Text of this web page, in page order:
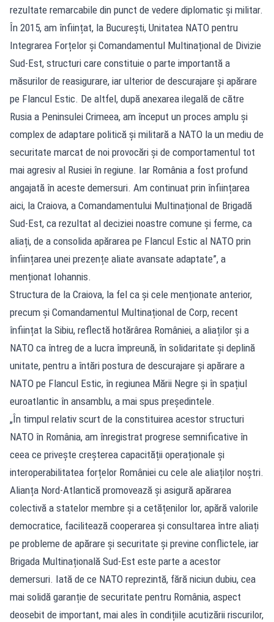
rezultate remarcabile din punct de vedere diplomatic și militar.
În 2015, am înființat, la București, Unitatea NATO pentru
Integrarea Forțelor și Comandamentul Multinațional de Divizie
Sud-Est, structuri care constituie o parte importantă a
măsurilor de reasigurare, iar ulterior de descurajare și apărare
pe Flancul Estic. De altfel, după anexarea ilegală de către
Rusia a Peninsulei Crimeea, am început un proces amplu și
complex de adaptare politică și militară a NATO la un mediu de
securitate marcat de noi provocări și de comportamentul tot
mai agresiv al Rusiei în regiune. Iar România a fost profund
angajată în aceste demersuri. Am continuat prin înființarea
aici, la Craiova, a Comandamentului Multinațional de Brigadă
Sud-Est, ca rezultat al deciziei noastre comune și ferme, ca
aliați, de a consolida apărarea pe Flancul Estic al NATO prin
înființarea unei prezențe aliate avansate adaptate”, a
menționat Iohannis.
Structura de la Craiova, la fel ca și cele menționate anterior,
precum și Comandamentul Multinațional de Corp, recent
înființat la Sibiu, reflectă hotărârea României, a aliaților și a
NATO ca întreg de a lucra împreună, în solidaritate și deplină
unitate, pentru a întări postura de descurajare și apărare a
NATO pe Flancul Estic, în regiunea Mării Negre și în spațiul
euroatlantic în ansamblu, a mai spus președintele.
„În timpul relativ scurt de la constituirea acestor structuri
NATO în România, am înregistrat progrese semnificative în
ceea ce privește creșterea capacității operaționale și
interoperabilitatea forțelor României cu cele ale aliaților noștri.
Alianța Nord-Atlantică promovează și asigură apărarea
colectivă a statelor membre și a cetățenilor lor, apără valorile
democratice, facilitează cooperarea și consultarea între aliați
pe probleme de apărare și securitate și previne conflictele, iar
Brigada Multinațională Sud-Est este parte a acestor
demersuri. Iată de ce NATO reprezintă, fără niciun dubiu, cea
mai solidă garanție de securitate pentru România, aspect
deosebit de important, mai ales în condițiile acutizării riscurilor,